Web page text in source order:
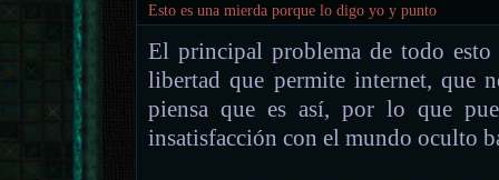
Esto es una mierda porque lo digo yo y punto
El principal problema de todo
libertad que permite internet, que
piensa que es así, por lo que
insatisfacción con el mundo oculto